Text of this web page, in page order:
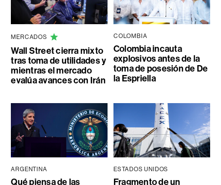
MERCADOS
Wall Street cierra mixto
tras toma de utilidades y
mientras el mercado
evalúa avances con Irán
COLOMBIA
Colombia incauta
explosivos antes de la
toma de posesión de De
la Espriella
ARGENTINA
Qué piensa de las
ESTADOS UNIDOS
Fragmento de un